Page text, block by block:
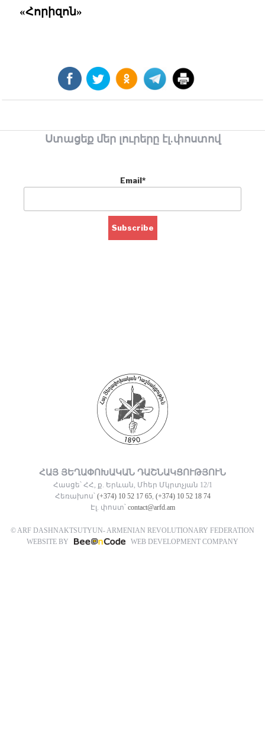
«Հորիզոն»
Ստացեք մեր լուրերը էլ.փոստով
Email*
ՀԱՅ ՅԵՂԱՓՈԽԱԿԱՆ ԴԱՇՆԱԿՑՈՒԹՅՈՒՆ
Հասցե՝ ՀՀ, ք. Երևան, Մհեր Մկրտչյան 12/1
Հեռախոս՝ (+374) 10 52 17 65, (+374) 10 52 18 74
Էլ. փոստ՝ contact@arfd.am
© ARF DASHNAKTSUTYUN- ARMENIAN REVOLUTIONARY FEDERATION
WEBSITE BY
WEB DEVELOPMENT COMPANY